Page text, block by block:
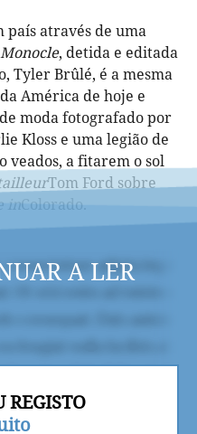
país através de uma
Monocle, detida e editada
Tyler Brûlé, é a mesma
América de hoje e
moda fotografado por
Kloss e uma legião de
veados, a fitarem o sol
Tom Ford sobre
inColorado.
A LER
REGISTO